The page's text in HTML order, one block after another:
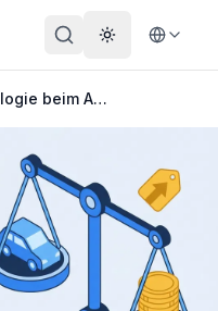
Theme
Finanzpsychologie beim Autokauf: Warum viele zu viel bezahlen